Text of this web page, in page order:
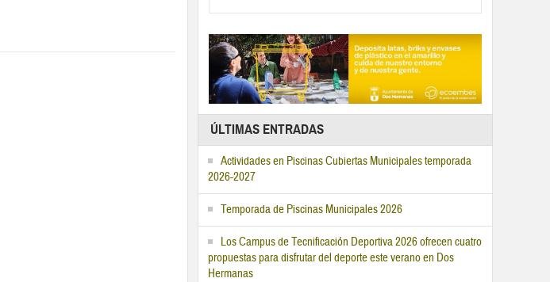
ÚLTIMAS ENTRADAS
Actividades en Piscinas Cubiertas Municipales temporada
2026-2027
Temporada de Piscinas Municipales 2026
Los Campus de Tecnificación Deportiva 2026 ofrecen cuatro
propuestas para disfrutar del deporte este verano en Dos
Hermanas